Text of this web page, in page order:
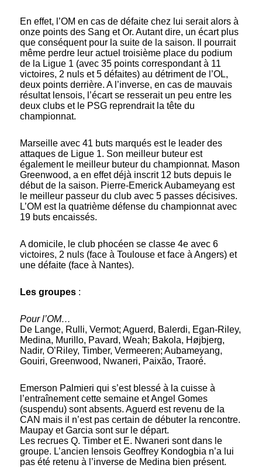
En effet, l’OM en cas de défaite chez lui serait alors à
onze points des Sang et Or. Autant dire, un écart plus
que conséquent pour la suite de la saison. Il pourrait
même perdre leur actuel troisième place du podium
de la Ligue 1 (avec 35 points correspondant à 11
victoires, 2 nuls et 5 défaites) au détriment de l’OL,
deux points derrière. A l’inverse, en cas de mauvais
résultat lensois, l’écart se resserait un peu entre les
deux clubs et le PSG reprendrait la tête du
championnat.
Marseille avec 41 buts marqués est le leader des
attaques de Ligue 1. Son meilleur buteur est
également le meilleur buteur du championnat. Mason
Greenwood, a en effet déjà inscrit 12 buts depuis le
début de la saison. Pierre-Emerick Aubameyang est
le meilleur passeur du club avec 5 passes décisives.
L’OM est la quatrième défense du championnat avec
19 buts encaissés.
A domicile, le club phocéen se classe 4e avec 6
victoires, 2 nuls (face à Toulouse et face à Angers) et
une défaite (face à Nantes).
Les groupes :
Pour l’OM…
De Lange, Rulli, Vermot; Aguerd, Balerdi, Egan-Riley,
Medina, Murillo, Pavard, Weah; Bakola, Højbjerg,
Nadir, O’Riley, Timber, Vermeeren; Aubameyang,
Gouiri, Greenwood, Nwaneri, Paixão, Traoré.
Emerson Palmieri qui s’est blessé à la cuisse à
l’entraînement cette semaine et Angel Gomes
(suspendu) sont absents. Aguerd est revenu de la
CAN mais il n’est pas certain de débuter la rencontre.
Maupay et Garcia sont sur le départ.
Les recrues Q. Timber et E. Nwaneri sont dans le
groupe. L’ancien lensois Geoffrey Kondogbia n’a lui
pas été retenu à l’inverse de Medina bien présent.